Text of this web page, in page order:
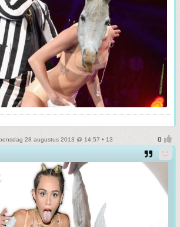
28 augustus 2013 @ 14:57 • 13